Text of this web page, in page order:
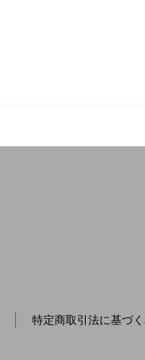
特定商取引法に基づ